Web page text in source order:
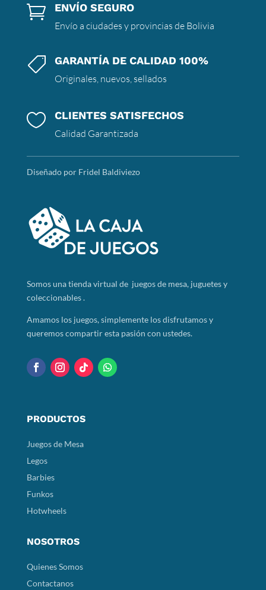
 ENVÍO SEGURO
Envío a ciudades y provincias de Bolivia
 GARANTÍA DE CALIDAD 100%
Originales, nuevos, sellados
 CLIENTES SATISFECHOS
Calidad Garantizada
Diseñado por Fridel Baldiviezo
Somosuna tienda virtual de juegos de mesa, juguetes y
coleccionables .
Amamos los juegos, simplemente los disfrutamos y
queremos compartir esta pasión con ustedes.
PRODUCTOS
Juegos de Mesa
Legos
Barbies
Funkos
Hotwheels
NOSOTROS
Quienes Somos
Contactanos